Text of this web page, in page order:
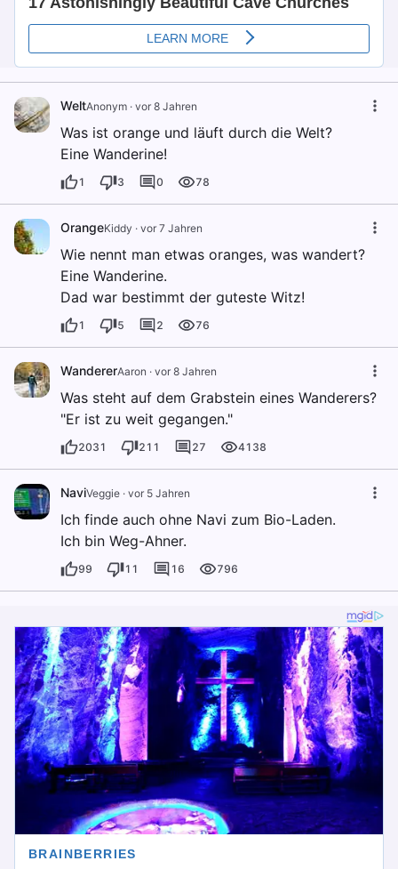
WeltAnonym · vor 8 Jahren
Was ist orange und läuft durch die Welt?
Eine Wanderine!
1 3 0 78
OrangeKiddy · vor 7 Jahren
Wie nennt man etwas oranges, was wandert?
Eine Wanderine.
Dad war bestimmt der guteste Witz!
1 5 2 76
WandererAaron · vor 8 Jahren
Was steht auf dem Grabstein eines Wanderers?
"Er ist zu weit gegangen."
2031 211 27 4138
NaviVeggie · vor 5 Jahren
Ich finde auch ohne Navi zum Bio-Laden.
Ich bin Weg-Ahner.
99 11 16 796